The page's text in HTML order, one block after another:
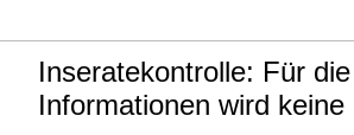
Inseratekontrolle: Für
Informationen wird